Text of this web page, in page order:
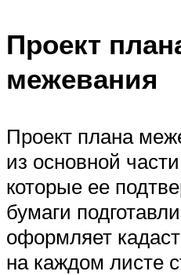
Проект
межевания
Проект плана
из основной
которые ее
бумаги
оформляет
на каждом листе